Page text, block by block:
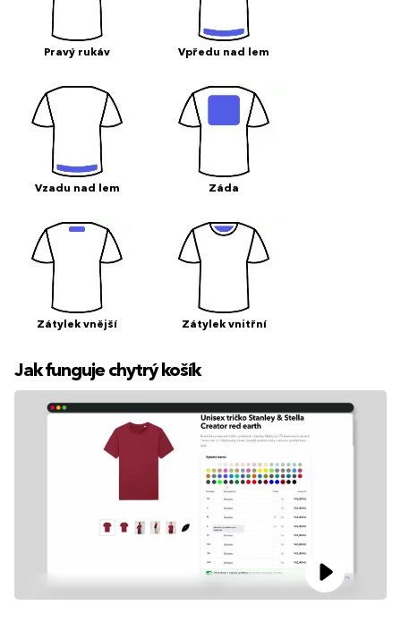
Pravý rukáv Vpředu nad lem
Vzadu nad lem Záda
Zátylek vnější Zátylek vnitřní
Jak funguje chytrý košík